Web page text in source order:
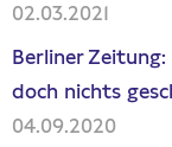
02.03.2021
Berliner
doch nichts
04.09.2020